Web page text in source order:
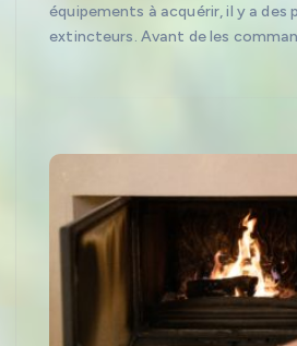
équipements à acquérir, il y a des
extincteurs. Avant de les